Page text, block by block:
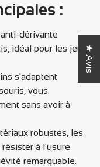
:
dérivante
idéal pour les jeux
s'adaptent
vous
sans avoir à
robustes, les
à l'usure
remarquable.
★ Avis